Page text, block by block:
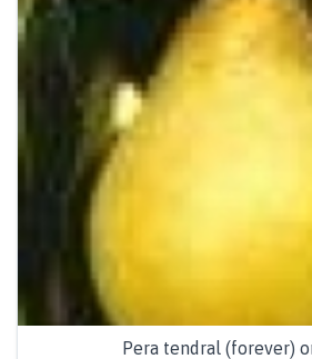
Pera tendral (forever)